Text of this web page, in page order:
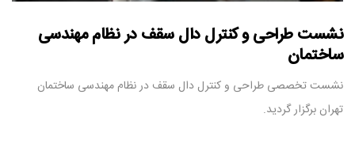
نشست طراحی و کنترل دال سقف در نظام مهندسی
ساختمان
نشست تخصصی طراحی و کنترل دال سقف در نظام مهندسی ساختمان
تهران برگزار گردید.